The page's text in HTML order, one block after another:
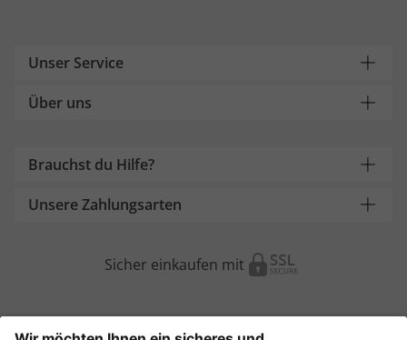
Unser Service
Über uns
Brauchst du Hilfe?
Unsere Zahlungsarten
Sicher einkaufen mit
Weitere Onlineshops